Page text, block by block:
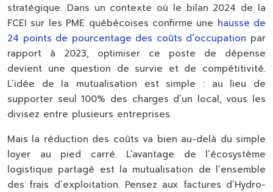
stratégique. Dans un contexte où le bilan 2024 de la
FCEI sur les PME québécoises confirme une hausse de
24 points de pourcentage des coûts d’occupation par
rapport à 2023, optimiser ce poste de dépense
devient une question de survie et de compétitivité.
L’idée de la mutualisation est simple : au lieu de
supporter seul 100% des charges d’un local, vous les
divisez entre plusieurs entreprises.
Mais la réduction des coûts va bien au-delà du simple
loyer au pied carré. L’avantage de l’écosystème
logistique partagé est la mutualisation de l’ensemble
des frais d’exploitation. Pensez aux factures d’Hydro-